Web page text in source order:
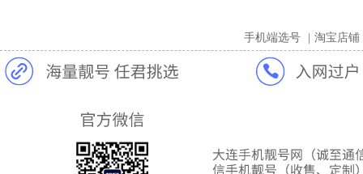
手机端选号 淘宝店铺